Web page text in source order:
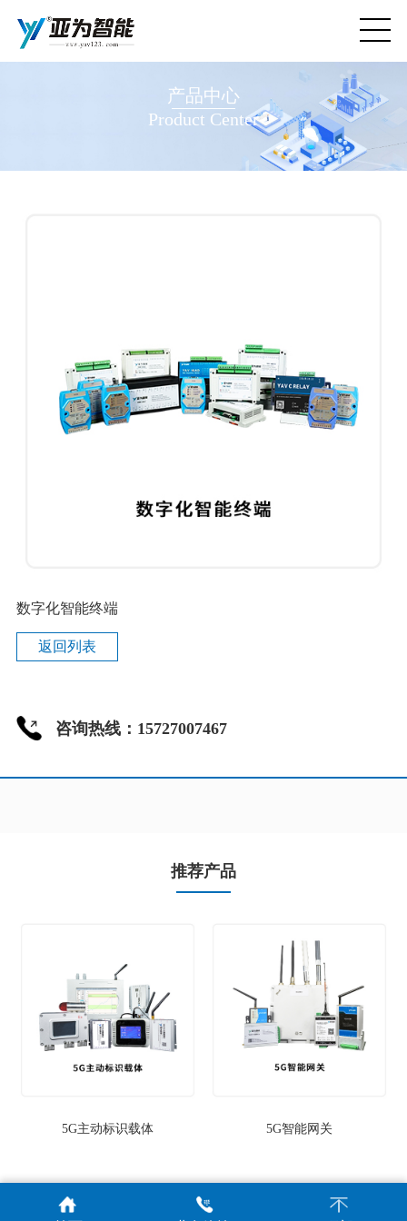
产品中心
Product Center
数字化智能终端
返回列表
咨询热线：15727007467
推荐产品
5G主动标识载体 5G智能网关